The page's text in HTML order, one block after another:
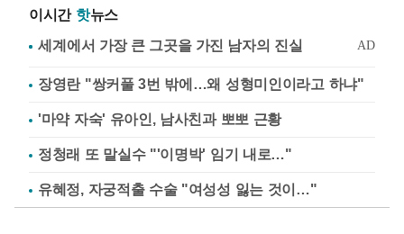
이시간 핫뉴스
장영란 "쌍커풀 3번 밖에…왜 성형미인이라고 하냐"
'마약 자숙' 유아인, 남사친과 뽀뽀 근황
정청래 또 말실수 "'이명박' 임기 내로…"
유혜정, 자궁적출 수술 "여성성 잃는 것이…"